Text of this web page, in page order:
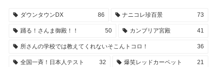
ダウンタウンDX 86 ナニコレ珍百景 73
踊る！さんま御殿！！ 50 カンブリア宮殿 41
所さんの学校では教えてくれないそこんトコロ！ 36
全国一斉！日本人テスト 32 爆笑レッドカーペット 21